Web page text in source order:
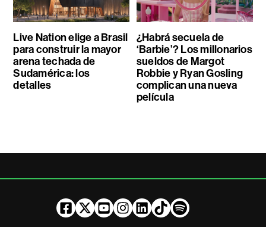
Live Nation elige a Brasil
para construir la mayor
arena techada de
Sudamérica: los
detalles
¿Habrá secuela de
‘Barbie’? Los millonarios
sueldos de Margot
Robbie y Ryan Gosling
complican una nueva
película